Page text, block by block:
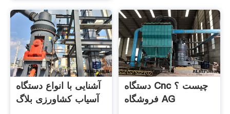
آشنایی با انواع دستگاه
آسیاب کشاورزی بلاگ
دستگاه Cnc چیست ؟
فروشگاه AG